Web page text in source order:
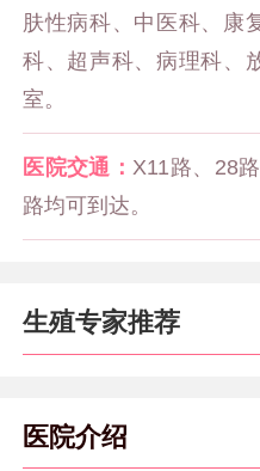
肤性病科、中医科、康
科、超声科、病理科、
室。
医院交通：X11路、28
路均可到达。
生殖专家推荐
医院介绍